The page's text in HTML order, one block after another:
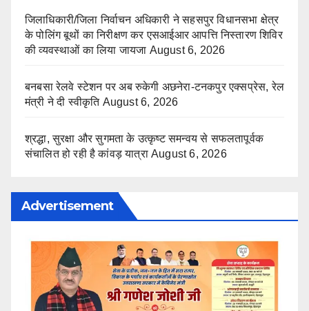
जिलाधिकारी/जिला निर्वाचन अधिकारी ने सहसपुर विधानसभा क्षेत्र
के पोलिंग बूथों का निरीक्षण कर एसआईआर आपत्ति निस्तारण शिविर
की व्यवस्थाओं का लिया जायजा August 6, 2026
बनबसा रेलवे स्टेशन पर अब रुकेगी अछनेरा-टनकपुर एक्सप्रेस, रेल
मंत्री ने दी स्वीकृति August 6, 2026
श्रद्धा, सुरक्षा और सुगमता के उत्कृष्ट समन्वय से सफलतापूर्वक
संचालित हो रही है कांवड़ यात्रा August 6, 2026
Advertisement